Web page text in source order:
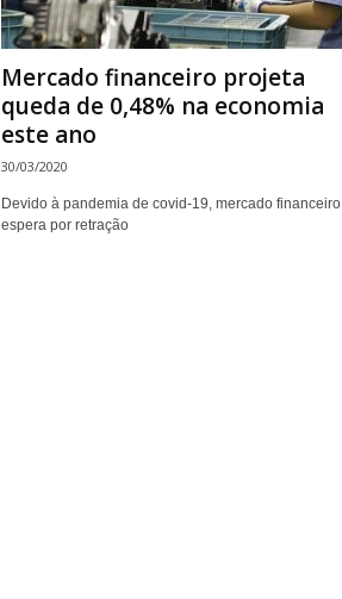
Mercado financeiro projeta
queda de 0,48% na economia
este ano
30/03/2020
Devido à pandemia de covid-19, mercado financeiro
espera por retração